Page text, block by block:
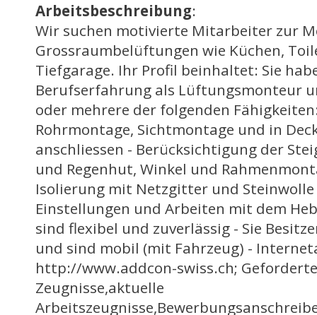
Arbeitsbeschreibung:
Wir suchen motivierte Mitarbeiter zur
Grossraumbelüftungen wie Küchen,
Tiefgarage. Ihr Profil beinhaltet: Sie
Berufserfahrung als Lüftungsmonteur
oder mehrere der folgenden
Rohrmontage, Sichtmontage und in
anschliessen - Berücksichtigung der
und Regenhut, Winkel und
Isolierung mit Netzgitter und Steinwolle
Einstellungen und Arbeiten mit dem
sind flexibel und zuverlässig - Sie
und sind mobil (mit Fahrzeug) -
http://www.addcon-swiss.ch;
Zeugnisse,aktuelle